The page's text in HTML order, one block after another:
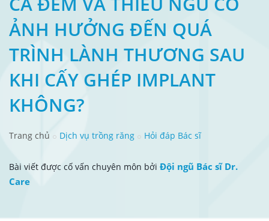
ẢNH HƯỞNG ĐẾN QUÁ
TRÌNH LÀNH THƯƠNG SAU
KHI CẤY GHÉP IMPLANT
KHÔNG?
Trang chủ Dịch vụ trồng răng Hỏi đáp Bác sĩ
Bài viết được cố vấn chuyên môn bởi Đội ngũ Bác sĩ Dr.
Care